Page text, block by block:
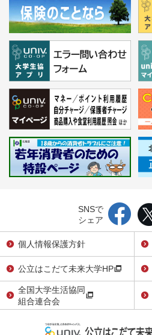
SNSで
シェア
個人情報保護方針
公立はこだて未来大学HP
全国大学生活協同
組合連合会